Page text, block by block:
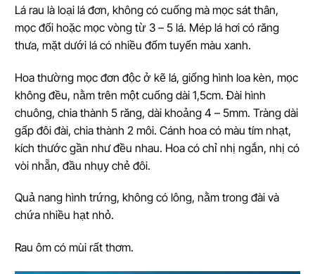
Lá rau là loại lá đơn, không có cuống mà mọc sát thân,
mọc đối hoặc mọc vòng từ 3 – 5 lá. Mép lá hơi có răng
thưa, mặt dưới lá có nhiều đốm tuyến màu xanh.
Hoa thường mọc đơn độc ở kẽ lá, giống hình loa kèn, mọc
không đều, nằm trên một cuống dài 1,5cm. Đài hình
chuông, chia thành 5 răng, dài khoảng 4 – 5mm. Tràng dài
gấp đôi đài, chia thành 2 môi. Cánh hoa có màu tím nhạt,
kích thước gần như đều nhau. Hoa có chỉ nhị ngắn, nhị có
vòi nhẵn, đầu nhụy chẻ đôi.
Quả nang hình trứng, không có lông, nằm trong đài và
chứa nhiều hạt nhỏ.
Rau ôm có mùi rất thơm.